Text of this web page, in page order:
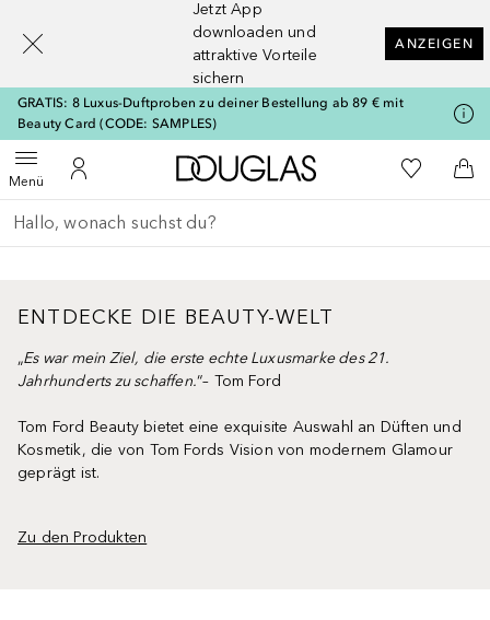
Jetzt App
downloaden und
attraktive Vorteile
sichern
ANZEIGEN
GRATIS: 8 Luxus-Duftproben zu deiner Bestellung ab 89 € mit
Beauty Card (CODE: SAMPLES)
MenüMenü öffnenZu Meinem Kundenkonto
Zur Douglas Startseite
Zu Meiner
Gehe zurück
Suche ausführen
ENTDECKE DIE BEAUTY-WELT
„Es war mein Ziel, die erste echte Luxusmarke des 21.
Jahrhunderts zu schaffen.“– Tom Ford
Tom Ford Beauty bietet eine exquisite Auswahl an Düften und
Kosmetik, die von Tom Fords Vision von modernem Glamour
geprägt ist.
Zu den Produkten
[navigation.slideout.screenreader]